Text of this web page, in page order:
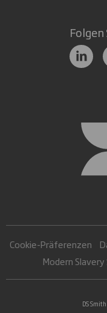
Folgen
Cookie-Präferenzen
Modern
DS